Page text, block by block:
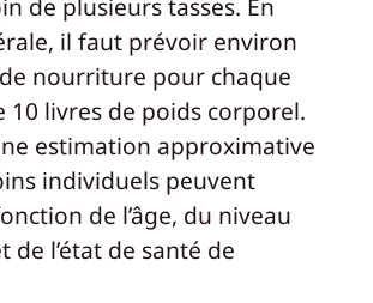
de plusieurs tasses. En
il faut prévoir environ
nourriture pour chaque
10 livres de poids corporel.
estimation approximative
individuels peuvent
de l’âge, du niveau
de l’état de santé de